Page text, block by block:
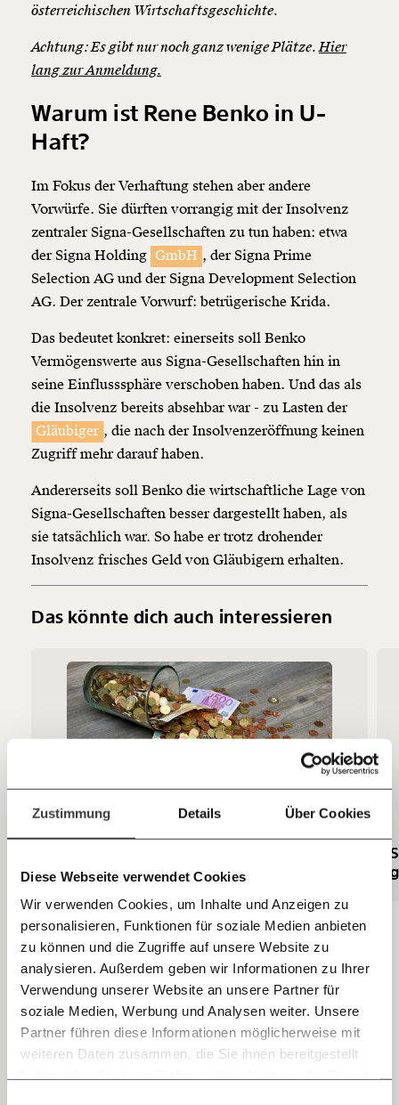
Zustimmung Details Über Cookies
Diese Webseite verwendet Cookies
Wir verwenden Cookies, um Inhalte und Anzeigen zu
personalisieren, Funktionen für soziale Medien anbieten
zu können und die Zugriffe auf unsere Website zu
analysieren. Außerdem geben wir Informationen zu Ihrer
Verwendung unserer Website an unsere Partner für
soziale Medien, Werbung und Analysen weiter. Unsere
Partner führen diese Informationen möglicherweise mit
weiteren Daten zusammen, die Sie ihnen bereitgestellt
Immer auf dem Laufenden
bleiben mit unseren gratis
E-Mail-Newslettern!
Veränderung
beginnt mit Dir!
Werde Fördermitglied und wir können gemeinsam
unsere Wirtschaft so gestalten, dass sie für alle
funktioniert. Unsere Recherchen sind für alle frei im
Netz. Unabhängig und werbefrei. Und das wird auch
so bleiben. Kämpf’ mit uns für den Fortschritt und
Du überweist lieber direkt?
Hier unsere IBAN: AT34 4300 0498 0007 6017
Kontoinhaber: Momentum Institut - Verein für
sozialen Fortschritt
Ich werde Fördermitglied* …
Jetzt
einfach
teilen.
E-Mail
Whatsapp
österreichischen Wirtschaftsgeschichte.
Achtung: Es gibt nur noch ganz wenige Plätze.Hier
lang zur Anmeldung.
Warum ist Rene Benko in U-
Haft?
Im Fokus der Verhaftung stehen aber andere
Vorwürfe. Sie dürften vorrangig mit der Insolvenz
zentraler Signa-Gesellschaften zu tun haben: etwa
der Signa Holding GmbH , der Signa Prime
Selection AG und der Signa Development Selection
AG. Der zentrale Vorwurf: betrügerische Krida.
Das bedeutet konkret: einerseits soll Benko
Vermögenswerte aus Signa-Gesellschaften hin in
seine Einflusssphäre verschoben haben. Und das als
die Insolvenz bereits absehbar war - zu Lasten der
Gläubiger , die nach der Insolvenzeröffnung keinen
Zugriff mehr darauf haben.
Andererseits soll Benko die wirtschaftliche Lage von
Signa-Gesellschaften besser dargestellt haben, als
sie tatsächlich war. So habe er trotz drohender
Insolvenz frisches Geld von Gläubigern erhalten.
Das könnte dich auch interessieren
zum Budgetloch gekommen ist
War es nur Rene Benko allein?
Beides ist bei Insolvenzen dieser Größenordnung
leider häufig der Fall: einzelne Entscheidungsträger
versuchen mit rechtlich fragwürdigem Verhalten zu
retten, was nicht mehr zu retten ist. Besonders